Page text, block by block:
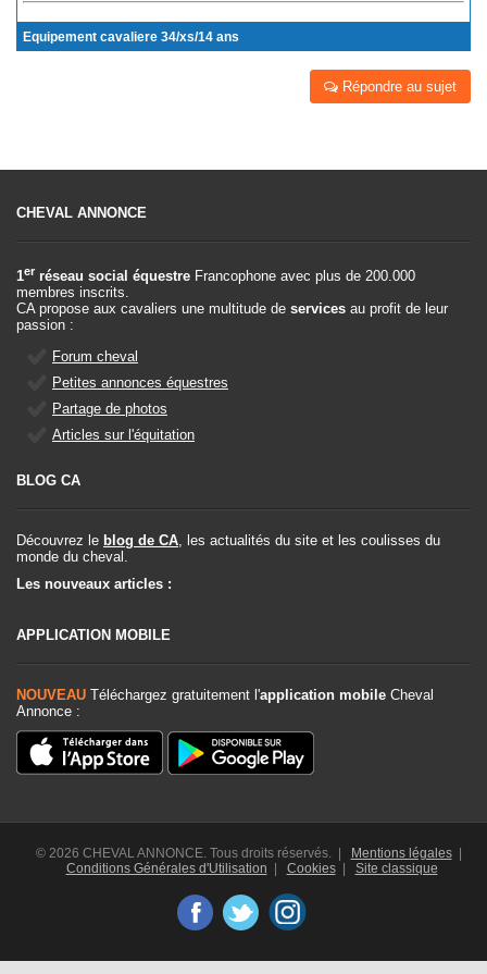
Equipement cavaliere 34/xs/14 ans
Répondre au sujet
CHEVAL ANNONCE
1er réseau social équestre Francophone avec plus de 200.000
membres inscrits.
CA propose aux cavaliers une multitude de services au profit de leur
passion :
Forum cheval
Petites annonces équestres
Partage de photos
Articles sur l'équitation
BLOG CA
Découvrez le blog de CA , les actualités du site et les coulisses du
monde du cheval.
Les nouveaux articles :
APPLICATION MOBILE
NOUVEAU Téléchargez gratuitement l'application mobile Cheval
Annonce :
© 2026 CHEVAL ANNONCE. Tous droits réservés. | Mentions légales|
Conditions Générales d'Utilisation
Cookies| Site classique